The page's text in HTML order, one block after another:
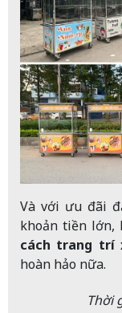
Và với ưu đãi
khoản tiền lớn,
cách trang trí
hoàn hảo nữa.
Thời